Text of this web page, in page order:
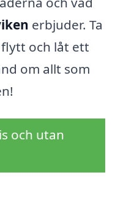
erbjuder. Ta
och låt ett
om allt som
och utan